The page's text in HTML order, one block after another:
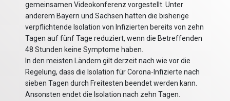
gemeinsamen Videokonferenz vorgestellt. Unter
anderem Bayern und Sachsen hatten die bisherige
verpflichtende Isolation von Infizierten bereits von zehn
Tagen auf fünf Tage reduziert, wenn die Betreffenden
48 Stunden keine Symptome haben.
In den meisten Ländern gilt derzeit nach wie vor die
Regelung, dass die Isolation für Corona-Infizierte nach
sieben Tagen durch Freitesten beendet werden kann.
Ansonsten endet die Isolation nach zehn Tagen.